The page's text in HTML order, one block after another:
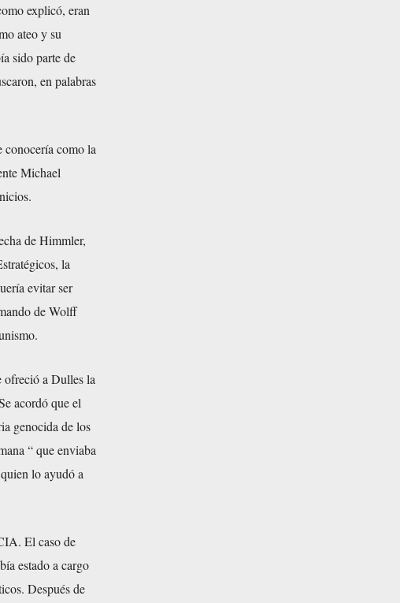
explicó, eran
ateo y su
sido parte de
en palabras
conocería como la
Michael
de Himmler,
la
evitar ser
de Wolff
ofreció a Dulles la
acordó que el
genocida de los
“ que enviaba
lo ayudó a
El caso de
estado a cargo
Después de